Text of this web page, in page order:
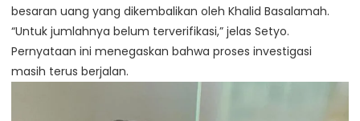
besaran uang yang dikembalikan oleh Khalid Basalamah.
“Untuk jumlahnya belum terverifikasi,” jelas Setyo.
Pernyataan ini menegaskan bahwa proses investigasi
masih terus berjalan.